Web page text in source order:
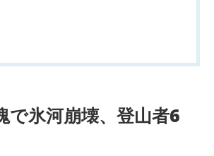
で氷河崩壊、登山者6